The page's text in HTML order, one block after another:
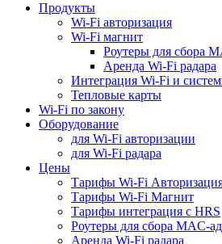
Продукты
Wi-Fi авторизация
Wi-Fi магнит
Роутеры для сбора
Аренда Wi-Fi радара
Интеграция Wi-Fi и
Тепловые карты
Wi-Fi по закону
Оборудование
для Wi-Fi авторизации
для Wi-Fi радара
Цены
Тарифы Wi-Fi
Тарифы Wi-Fi Магнит
Тарифы интеграция с HRS
Роутеры для сбора MAC-
Аренда Wi-Fi радара